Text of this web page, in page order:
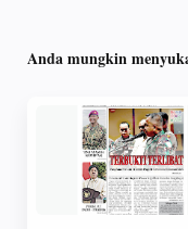
Anda mungkin